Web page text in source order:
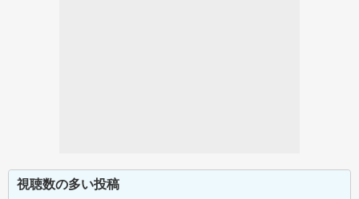
視聴数の多い投稿